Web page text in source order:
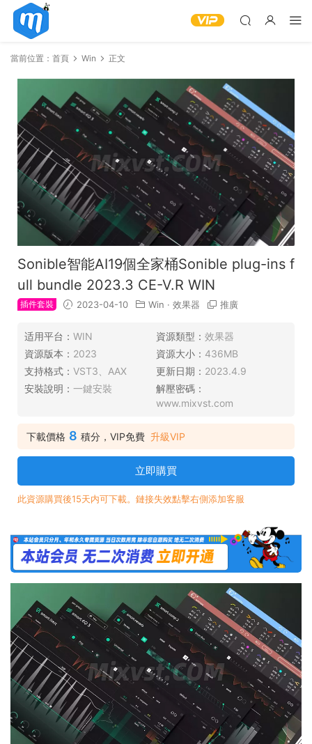
當前位置： 首頁 Win 正文
Sonible智能AI19個全家桶Sonible plug-ins f
ull bundle 2023.3 CE-V.R WIN
插件套裝 2023-04-10 Win · 效果器 推廣
适用平台： WIN 資源類型： 效果器
資源版本： 2023 資源大小： 436MB
支持格式： VST3、AAX 更新日期： 2023.4.9
安裝說明： 一鍵安裝
解壓密碼：
www.mixvst.com
下載價格 8 積分，VIP免費 升級VIP
立即購買
此資源購買後15天内可下載。鏈接失效點擊右側添加客服